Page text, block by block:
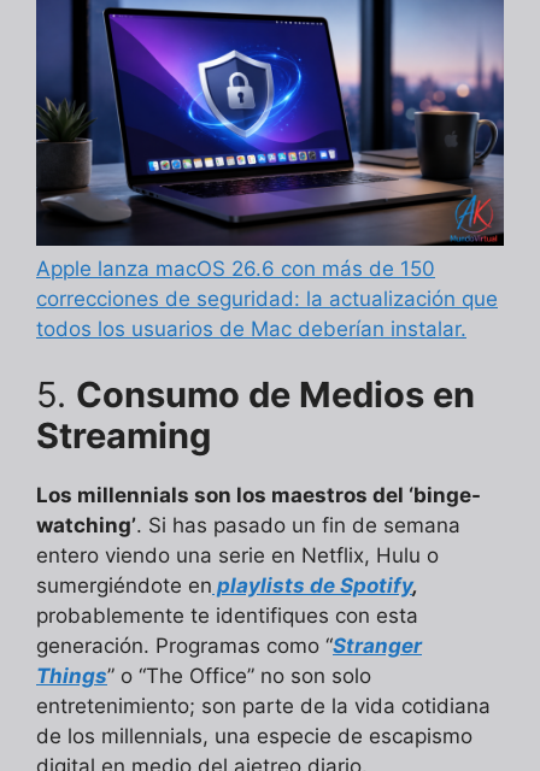
Apple lanza macOS 26.6 con más de 150
correcciones de seguridad: la actualización que
todos los usuarios de Mac deberían instalar.
5. Consumo de Medios en
Streaming
Los millennials son los maestros del ‘binge-
watching’. Si has pasado un fin de semana
entero viendo una serie en Netflix, Hulu o
sumergiéndote en playlists de Spotify,
probablemente te identifiques con esta
generación. Programas como “Stranger
Things” o “The Office” no son solo
entretenimiento; son parte de la vida cotidiana
de los millennials, una especie de escapismo